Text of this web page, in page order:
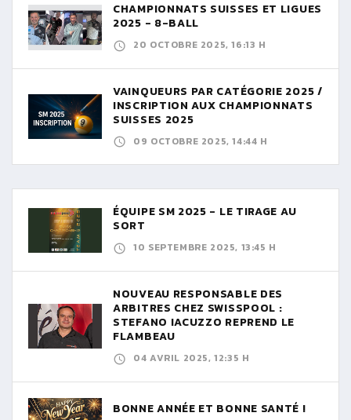
CHAMPIONNATS SUISSES ET LIGUES
2025 - 8-BALL
20 OCTOBRE 2025, 16:13 H
VAINQUEURS PAR CATÉGORIE 2025 /
INSCRIPTION AUX CHAMPIONNATS
SUISSES 2025
09 OCTOBRE 2025, 14:44 H
ÉQUIPE SM 2025 - LE TIRAGE AU
SORT
10 SEPTEMBRE 2025, 13:45 H
NOUVEAU RESPONSABLE DES
ARBITRES CHEZ SWISSPOOL :
STEFANO IACUZZO REPREND LE
FLAMBEAU
04 AVRIL 2025, 12:35 H
BONNE ANNÉE ET BONNE SANTÉ !